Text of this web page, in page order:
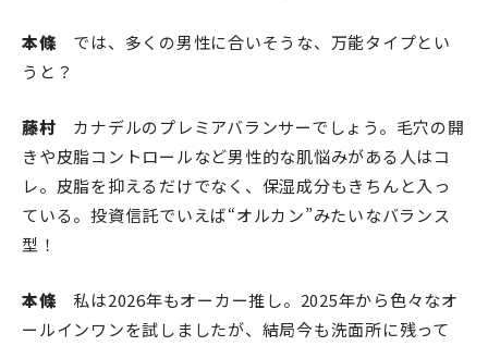
本條では、多くの男性に合いそうな、万能タイプとい
うと？
藤村 カナデルのプレミアバランサーでしょう。毛穴の開
きや皮脂コントロールなど男性的な肌悩みがある人はコ
レ。皮脂を抑えるだけでなく、保湿成分もきちんと入っ
ている。投資信託でいえば“オルカン”みたいなバランス
型！
本條私は2026年もオーカー推し。2025年から色々なオ
ールインワンを試しましたが、結局今も洗面所に残って